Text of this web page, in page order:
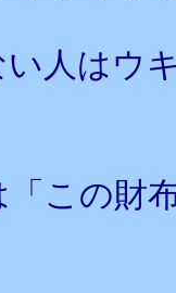
い人はウ
この財